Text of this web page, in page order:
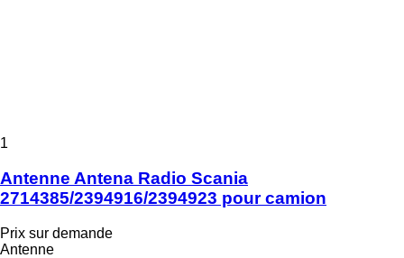
1
Antenne Antena Radio Scania
2714385/2394916/2394923 pour camion
Prix sur demande
Antenne